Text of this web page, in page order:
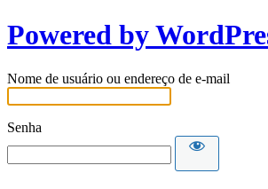
Powered by
Nome de usuário ou endereço de e-mail
Senha